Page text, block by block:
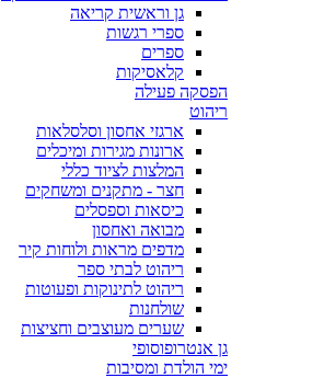
גן וראשית קריאה
ספרי רגשות
ספרים
קלאסיקות
הפסקה פעילה
ריהוט
ארגזי אחסון וסלסלאות
ארונות מגירות ומיכלים
המלצות לציוד כללי
חצר - מתקנים ומשחקים
כיסאות וספסלים
מבואה ואחסון
מדפים מראות ולוחות קיר
ריהוט לבתי ספר
ריהוט לתינוקות ופעוטות
שולחנות
שערים מעוצבים וחציצות
גן אנטרופוסופי
ימי הולדת ומסיבות